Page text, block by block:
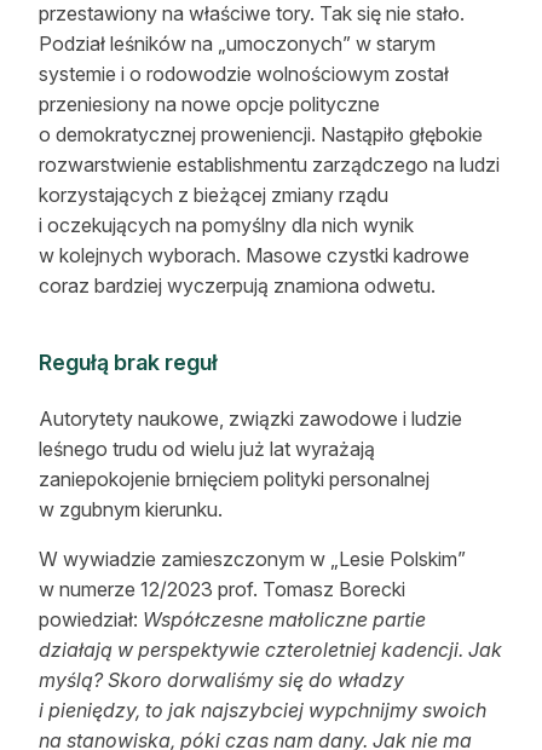
przestawiony na właściwe tory. Tak się nie stało.
Podział leśników na „umoczonych” w starym
systemie i o rodowodzie wolnościowym został
przeniesiony na nowe opcje polityczne
o demokratycznej proweniencji. Nastąpiło głębokie
rozwarstwienie establishmentu zarządczego na ludzi
korzystających z bieżącej zmiany rządu
i oczekujących na pomyślny dla nich wynik
w kolejnych wyborach. Masowe czystki kadrowe
coraz bardziej wyczerpują znamiona odwetu.
Regułą brak reguł
Autorytety naukowe, związki zawodowe i ludzie
leśnego trudu od wielu już lat wyrażają
zaniepokojenie brnięciem polityki personalnej
w zgubnym kierunku.
W wywiadzie zamieszczonym w „Lesie Polskim”
w numerze 12/2023 prof. Tomasz Borecki
powiedział: Współczesne małoliczne partie
działają w perspektywie czteroletniej kadencji. Jak
myślą? Skoro dorwaliśmy się do władzy
i pieniędzy, to jak najszybciej wypchnijmy swoich
na stanowiska, póki czas nam dany. Jak nie ma